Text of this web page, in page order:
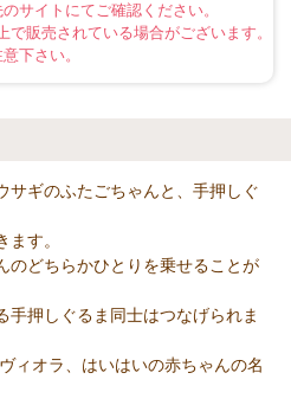
サイトにてご確認ください。
販売されている場合がございます。
下さい。
サギのふたごちゃんと、手押しぐ
す。
のどちらかひとりを乗せることが
手押しぐるま同士はつなげられま
ィオラ、はいはいの赤ちゃんの名